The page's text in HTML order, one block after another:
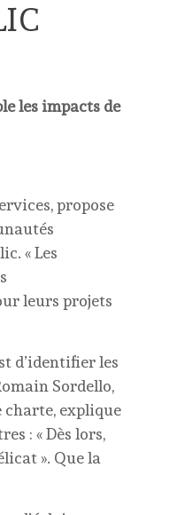
les impacts de
propose
« Les
leurs projets
d’identifier les
Sordello,
charte, explique
: « Dès lors,
». Que la